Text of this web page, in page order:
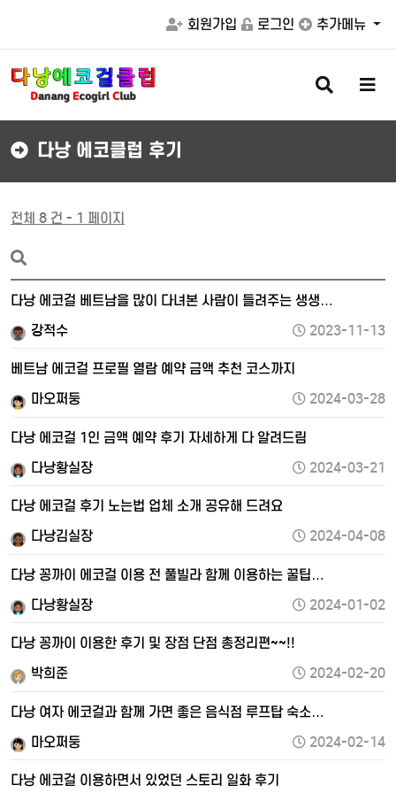
회원가입 로그인 추가메뉴
검
색
버
메
버
다낭 에코클럽 후기
전체 8 건 - 1 페이지
다낭 에코걸 베트남을 많이 다녀본 사람이 들려주는 생생…
강적수
2023-11-13
베트남 에코걸 프로필 열람 예약 금액 추천 코스까지
마오쩌둥
2024-03-28
다낭 에코걸 1인 금액 예약 후기 자세하게 다 알려드림
다낭황실장
2024-03-21
다낭 에코걸 후기 노는법 업체 소개 공유해 드려요
다낭김실장
2024-04-08
다낭 꽁까이 에코걸 이용 전 풀빌라 함께 이용하는 꿀팁…
다낭황실장
2024-01-02
다낭 꽁까이 이용한 후기 및 장점 단점 총정리편~~!!
박희준
2024-02-20
다낭 여자 에코걸과 함께 가면 좋은 음식점 루프탑 숙소…
마오쩌둥
2024-02-14
다낭 에코걸 이용하면서 있었던 스토리 일화 후기